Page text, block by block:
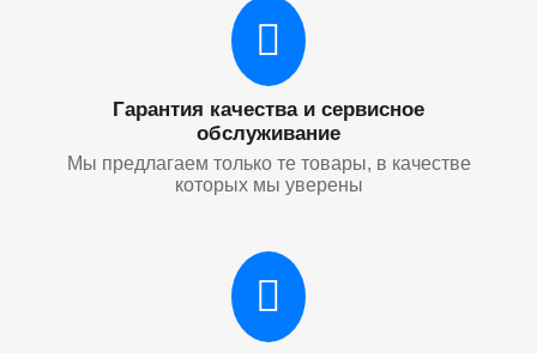
Гарантия качества и сервисное
обслуживание
Мы предлагаем только те товары, в качестве
которых мы уверены